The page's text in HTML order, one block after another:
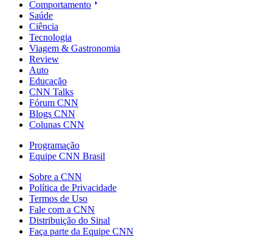
Comportamento
Saúde
Ciência
Tecnologia
Viagem & Gastronomia
Review
Auto
Educação
CNN Talks
Fórum CNN
Blogs CNN
Colunas CNN
Programação
Equipe CNN Brasil
Sobre a CNN
Política de Privacidade
Termos de Uso
Fale com a CNN
Distribuição do Sinal
Faça parte da Equipe CNN